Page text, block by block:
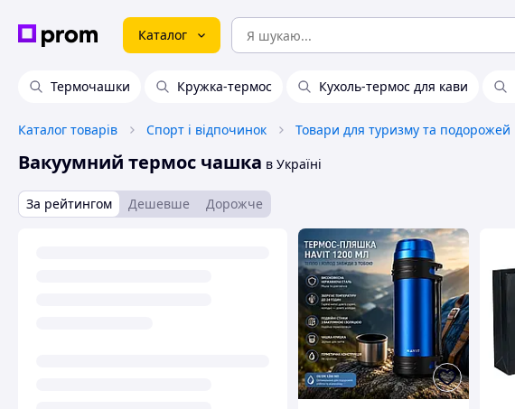
Каталог
Термочашки Кружка-термос Кухоль-термос для кави
Каталог товарів Спорт і відпочинок Товари для туризму та подорожей
Вакуумний термос чашка в Україні
За рейтингом Дешевше Дорожче